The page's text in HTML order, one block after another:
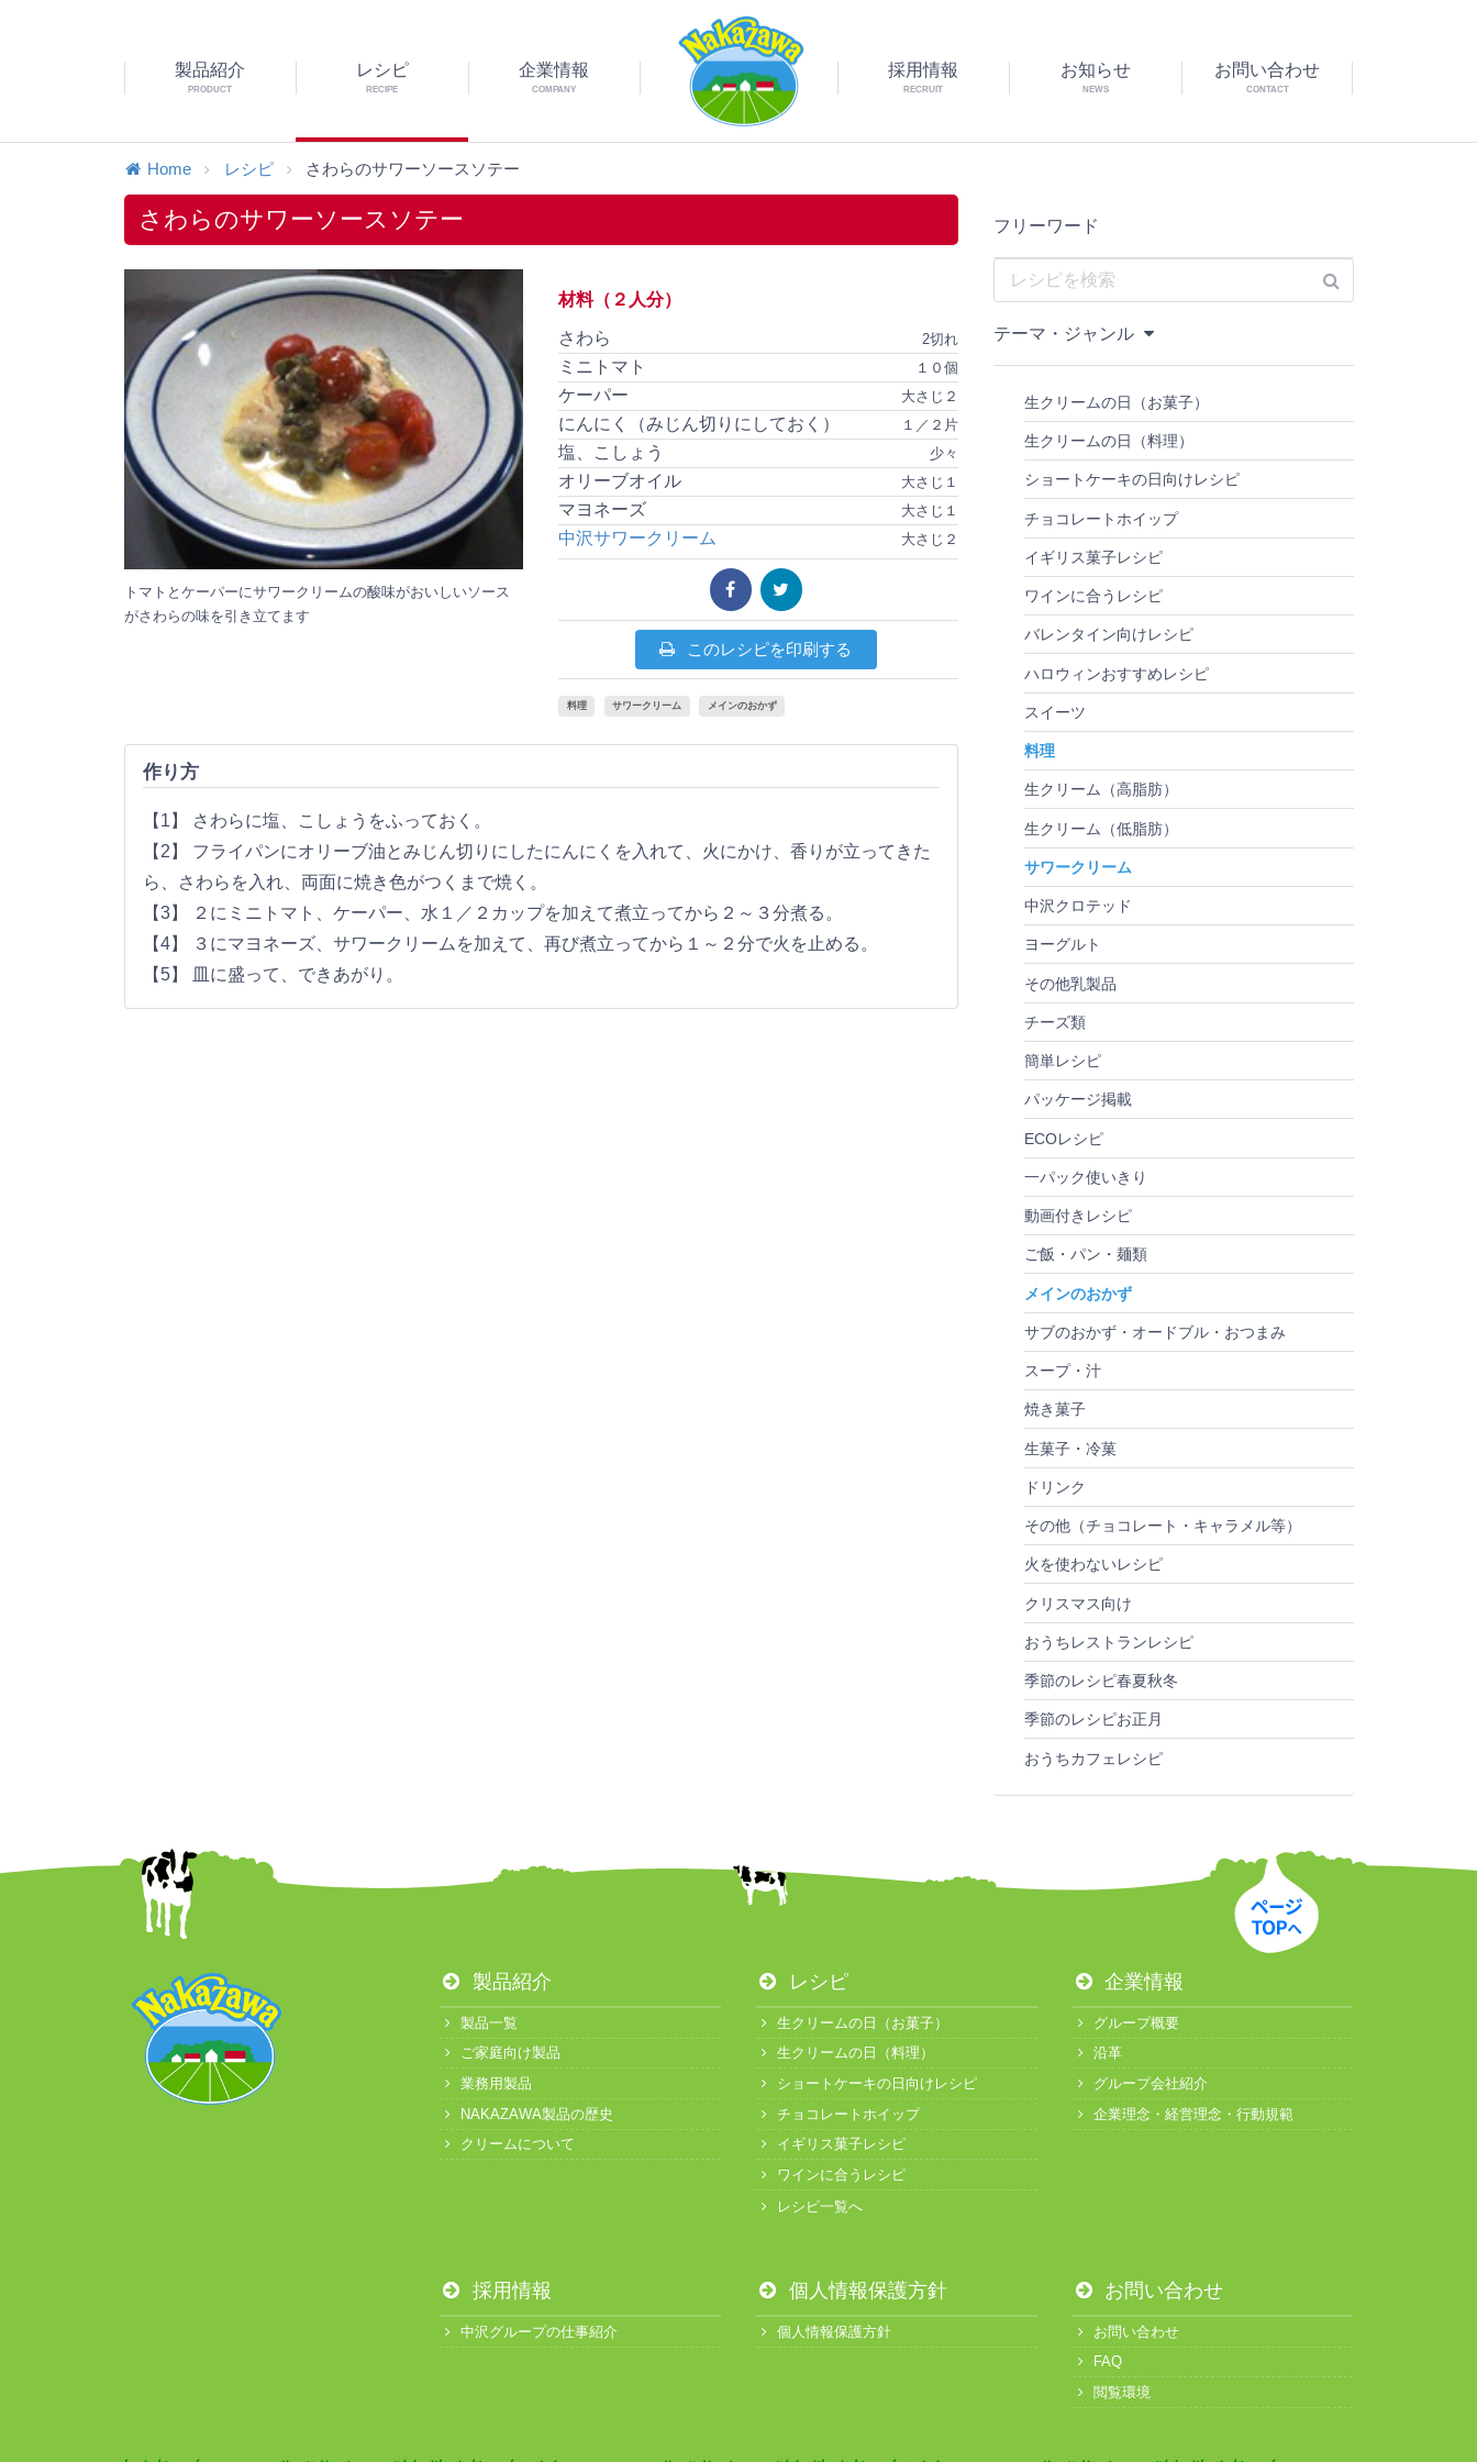
製品紹介
PRODUCT
レシピ
RECIPE
企業情報
COMPANY
採用情報
RECRUIT
お知らせ
NEWS
お問い合わせ
CONTACT
Home レシピ さわらのサワーソースソテー
さわらのサワーソースソテー
トマトとケーパーにサワークリームの酸味がおいしいソース
がさわらの味を引き立てます
材料（２人分）
2切れ
さわら
１０個
ミニトマト
大さじ２
ケーパー
１／２片
にんにく（みじん切りにしておく）
少々
塩、こしょう
大さじ１
オリーブオイル
大さじ１
マヨネーズ
大さじ２
中沢サワークリーム
このレシピを印刷する
料理 サワークリーム メインのおかず
作り方
【1】 さわらに塩、こしょうをふっておく。
【2】 フライパンにオリーブ油とみじん切りにしたにんにくを入れて、火にかけ、香りが立ってきた
ら、さわらを入れ、両面に焼き色がつくまで焼く。
【3】 ２にミニトマト、ケーパー、水１／２カップを加えて煮立ってから２～３分煮る。
【4】 ３にマヨネーズ、サワークリームを加えて、再び煮立ってから１～２分で火を止める。
【5】 皿に盛って、できあがり。
フリーワード
テーマ・ジャンル
生クリームの日（お菓子）
生クリームの日（料理）
ショートケーキの日向けレシピ
チョコレートホイップ
イギリス菓子レシピ
ワインに合うレシピ
バレンタイン向けレシピ
ハロウィンおすすめレシピ
スイーツ
料理
生クリーム（高脂肪）
生クリーム（低脂肪）
サワークリーム
中沢クロテッド
ヨーグルト
その他乳製品
チーズ類
簡単レシピ
パッケージ掲載
ECOレシピ
一パック使いきり
動画付きレシピ
ご飯・パン・麺類
メインのおかず
サブのおかず・オードブル・おつまみ
スープ・汁
焼き菓子
生菓子・冷菓
ドリンク
その他（チョコレート・キャラメル等）
火を使わないレシピ
クリスマス向け
おうちレストランレシピ
季節のレシピ春夏秋冬
季節のレシピお正月
おうちカフェレシピ
製品紹介
製品一覧
ご家庭向け製品
業務用製品
NAKAZAWA製品の歴史
クリームについて
レシピ
生クリームの日（お菓子）
生クリームの日（料理）
ショートケーキの日向けレシピ
チョコレートホイップ
イギリス菓子レシピ
ワインに合うレシピ
レシピ一覧へ
企業情報
グループ概要
沿革
グループ会社紹介
企業理念・経営理念・行動規範
採用情報
中沢グループの仕事紹介
個人情報保護方針
個人情報保護方針
お問い合わせ
お問い合わせ
FAQ
閲覧環境